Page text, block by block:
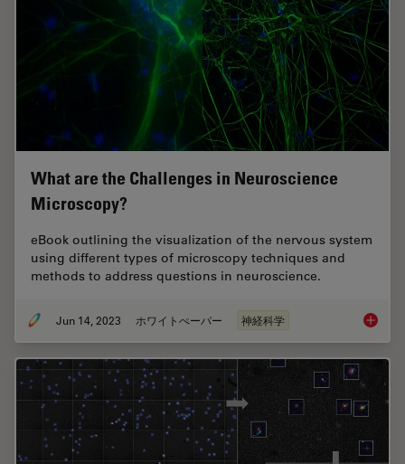
What are the Challenges in Neuroscience
Microscopy?
eBook outlining the visualization of the nervous system
using different types of microscopy techniques and
methods to address questions in neuroscience.
Jun 14, 2023 ホワイトぺーパー 神経科学 What